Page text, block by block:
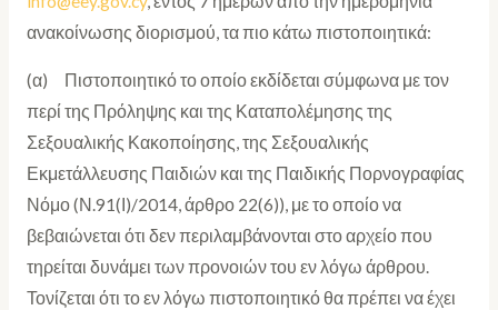
ανακοίνωσης διορισμού, τα πιο κάτω πιστοποιητικά:
(α) Πιστοποιητικό το οποίο εκδίδεται σύμφωνα με τον
περί της Πρόληψης και της Καταπολέμησης της
Σεξουαλικής Κακοποίησης, της Σεξουαλικής
Εκμετάλλευσης Παιδιών και της Παιδικής Πορνογραφίας
Νόμο (Ν.91(Ι)/2014, άρθρο 22(6)), με το οποίο να
βεβαιώνεται ότι δεν περιλαμβάνονται στο αρχείο που
τηρείται δυνάμει των προνοιών του εν λόγω άρθρου.
Τονίζεται ότι το εν λόγω πιστοποιητικό θα πρέπει να έχει